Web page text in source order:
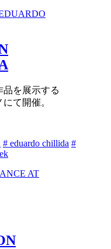
を展示する
て開催。
# eduardo chillida #